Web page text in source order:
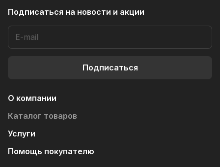
Подписаться на новости и акции
Подписаться
О компании
Каталог товаров
Услуги
Помощь покупателю